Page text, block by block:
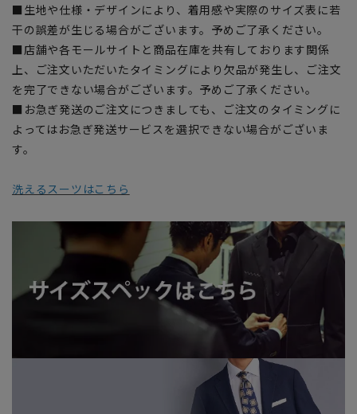
■生地や仕様・デザインにより、着用感や実際のサイズ表に若
干の誤差が生じる場合がございます。予めご了承ください。
■店舗や各モールサイトと商品在庫を共有しております関係
上、ご注文いただいたタイミングにより欠品が発生し、ご注文
を完了できない場合がございます。予めご了承ください。
■お急ぎ発送のご注文につきましても、ご注文のタイミングに
よってはお急ぎ発送サービスを選択できない場合がございま
す。
洗えるスーツはこちら